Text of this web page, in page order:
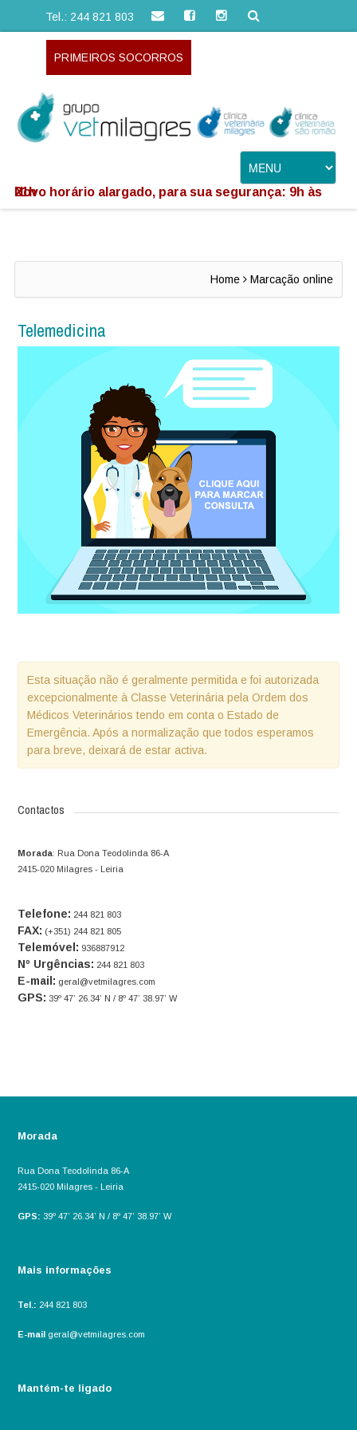
Tel.: 244 821 803
PRIMEIROS SOCORROS
Novo horário alargado, para sua segurança: 9h às 21h
Home Marcação online
Telemedicina
Esta situação não é geralmente permitida e foi autorizada
excepcionalmente à Classe Veterinária pela Ordem dos
Médicos Veterinários tendo em conta o Estado de
Emergência. Após a normalização que todos esperamos
para breve, deixará de estar activa.
Contactos
Morada: Rua Dona Teodolinda 86-A
2415-020 Milagres - Leiria
Telefone: 244 821 803
FAX: (+351) 244 821 805
Telemóvel: 936887912
Nº Urgências: 244 821 803
E-mail: geral@vetmilagres.com
GPS: 39º 47’ 26.34’ N / 8º 47’ 38.97’ W
Morada
Rua Dona Teodolinda 86-A
2415-020 Milagres - Leiria
GPS: 39º 47’ 26.34’ N / 8º 47’ 38.97’ W
Mais informações
Tel.: 244 821 803
E-mail geral@vetmilagres.com
Mantém-te ligado